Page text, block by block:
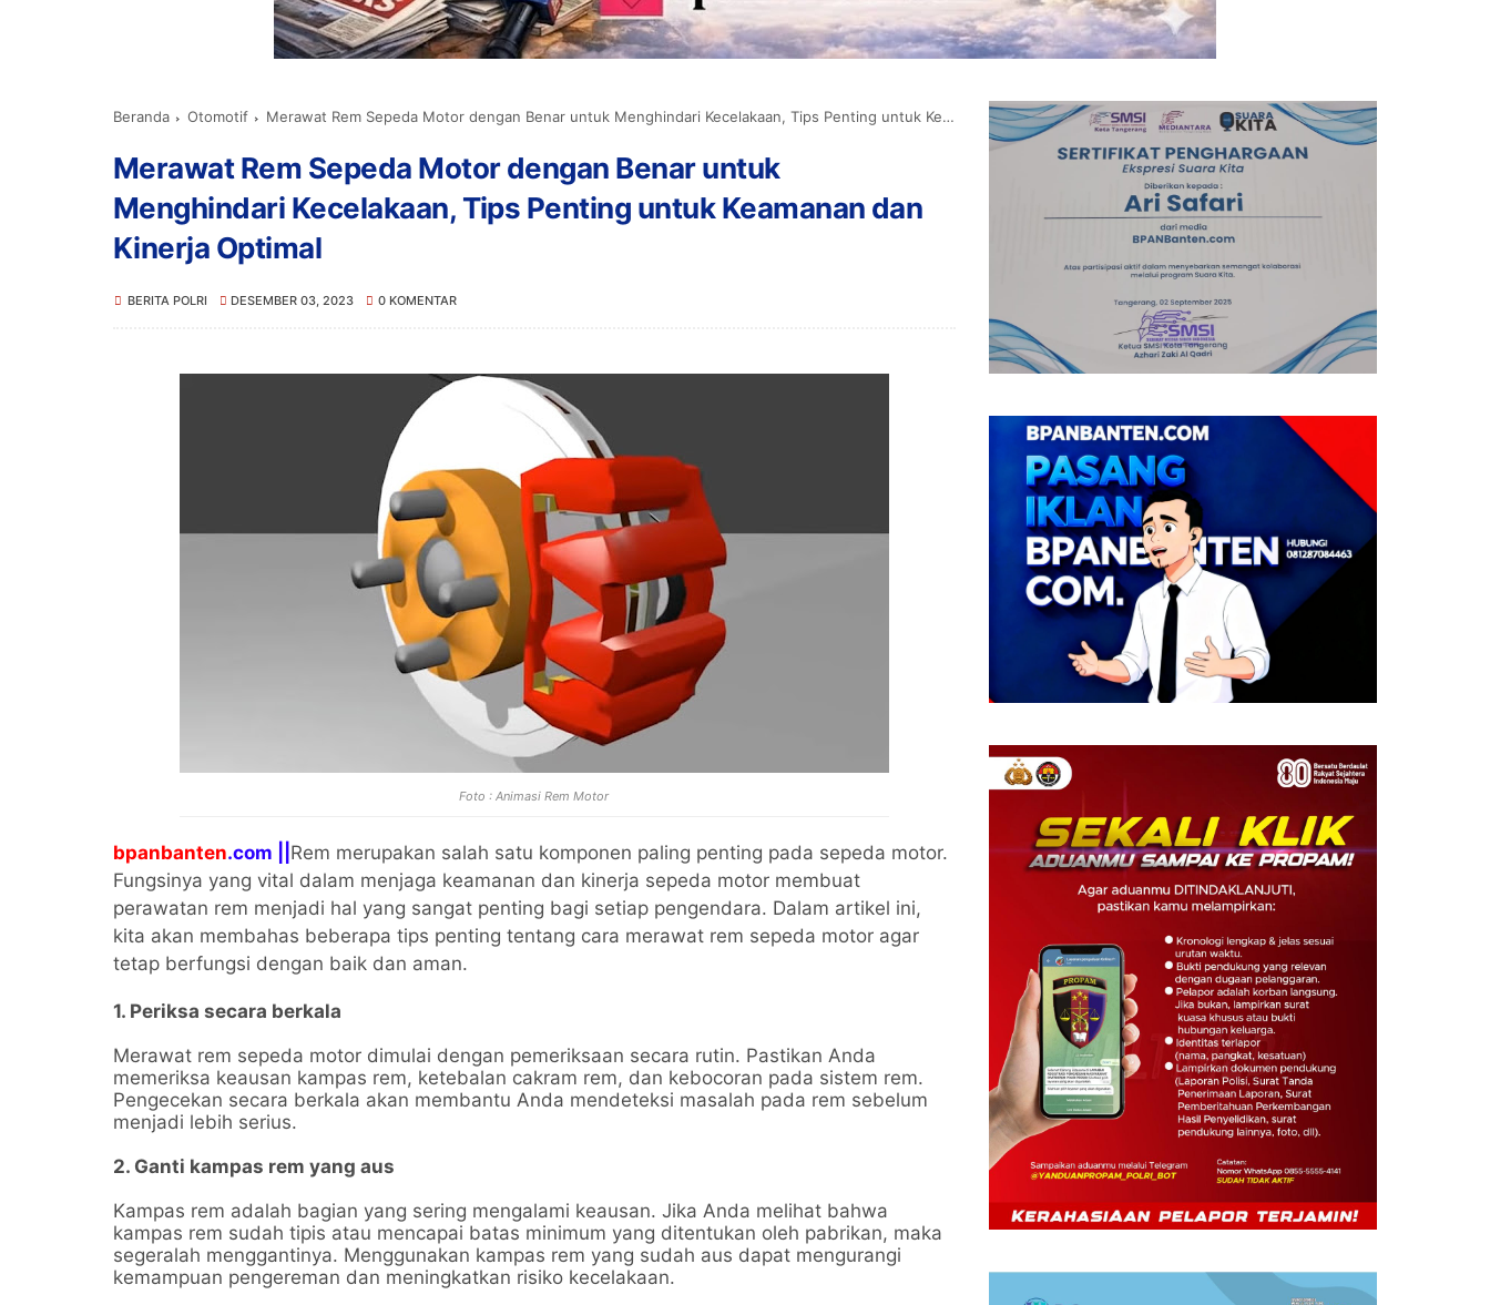
Beranda Otomotif Merawat Rem Sepeda Motor dengan Benar untuk Menghindari Kecelakaan, Tips Penting untuk Keamanan dan Kinerja Optimal
Merawat Rem Sepeda Motor dengan Benar untuk
Menghindari Kecelakaan, Tips Penting untuk Keamanan dan
Kinerja Optimal
BERITA POLRI DESEMBER 03, 2023 0 KOMENTAR
Foto : Animasi Rem Motor
bpanbanten.com || Rem merupakan salah satu komponen paling penting pada sepeda motor.
Fungsinya yang vital dalam menjaga keamanan dan kinerja sepeda motor membuat
perawatan rem menjadi hal yang sangat penting bagi setiap pengendara. Dalam artikel ini,
kita akan membahas beberapa tips penting tentang cara merawat rem sepeda motor agar
tetap berfungsi dengan baik dan aman.
1. Periksa secara berkala
Merawat rem sepeda motor dimulai dengan pemeriksaan secara rutin. Pastikan Anda
memeriksa keausan kampas rem, ketebalan cakram rem, dan kebocoran pada sistem rem.
Pengecekan secara berkala akan membantu Anda mendeteksi masalah pada rem sebelum
menjadi lebih serius.
2. Ganti kampas rem yang aus
Kampas rem adalah bagian yang sering mengalami keausan. Jika Anda melihat bahwa
kampas rem sudah tipis atau mencapai batas minimum yang ditentukan oleh pabrikan, maka
segeralah menggantinya. Menggunakan kampas rem yang sudah aus dapat mengurangi
kemampuan pengereman dan meningkatkan risiko kecelakaan.